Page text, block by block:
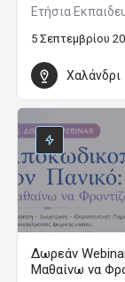
Ετήσια
5 Σεπτεμβρίου
Χαλάνδρι
Δωρεάν
Μαθαίνω να